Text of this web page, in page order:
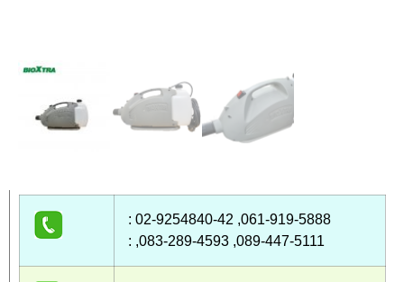
: 02-9254840-42 ,061-919-5888
: ,083-289-4593 ,089-447-5111